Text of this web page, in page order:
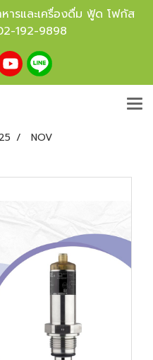
ารและเครื่องดื่ม ฟู้ด โฟกัส
192-9898
NOV